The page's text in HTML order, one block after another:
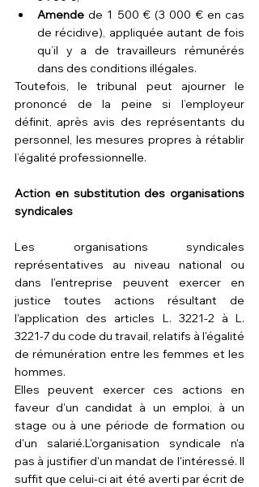
Amende de 1 500 € (3 000 € en cas
de récidive), appliquée autant de fois
qu’il y a de travailleurs rémunérés
dans des conditions illégales.
Toutefois, le tribunal peut ajourner le
prononcé de la peine si l’employeur
définit, après avis des représentants du
personnel, les mesures propres à rétablir
l’égalité professionnelle.
Action en substitution des organisations
syndicales
Les organisations syndicales
représentatives au niveau national ou
dans l'entreprise peuvent exercer en
justice toutes actions résultant de
l'application des articles L. 3221-2 à L.
3221-7 du code du travail, relatifs à l'égalité
de rémunération entre les femmes et les
hommes.
Elles peuvent exercer ces actions en
faveur d'un candidat à un emploi, à un
stage ou à une période de formation ou
d'un salarié.L'organisation syndicale n'a
pas à justifier d'un mandat de l'intéressé. Il
suffit que celui-ci ait été averti par écrit de